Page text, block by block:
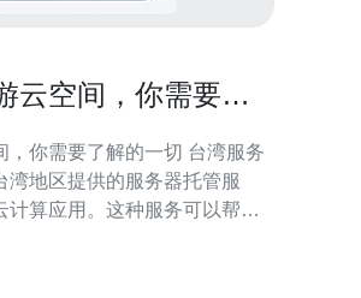
云空间，你需要了
要了解的一切 台湾服务
湾地区提供的服务器托管服
计算应用。这种服务可以帮助